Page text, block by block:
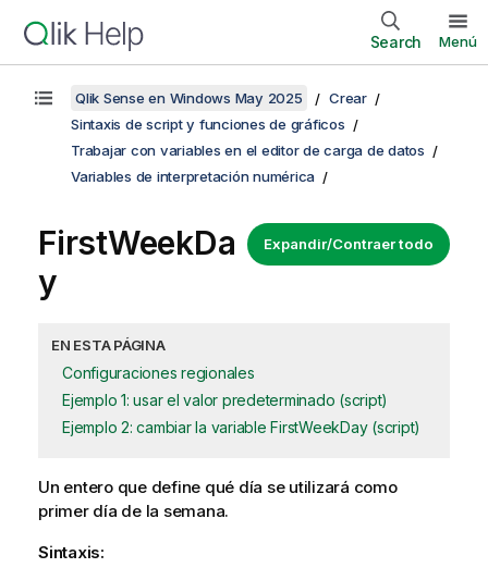
Search Menú
Qlik Sense en Windows May 2025
Crear
Sintaxis de script y funciones de gráficos
Trabajar con variables en el editor de carga de datos
Variables de interpretación numérica
Expandir/Contraer todo
FirstWeekDa
y
EN ESTA PÁGINA
Configuraciones regionales
Ejemplo 1: usar el valor predeterminado (script)
Ejemplo 2: cambiar la variable FirstWeekDay (script)
Un entero que define qué día se utilizará como
primer día de la semana.
Sintaxis: